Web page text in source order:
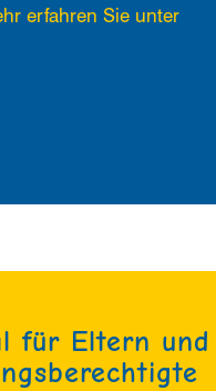
erfahren Sie unter
für Eltern und